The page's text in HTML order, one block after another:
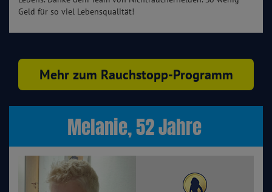
Geld für so viel Lebensqualität!
Mehr zum Rauchstopp-Programm
Melanie, 52 Jahre